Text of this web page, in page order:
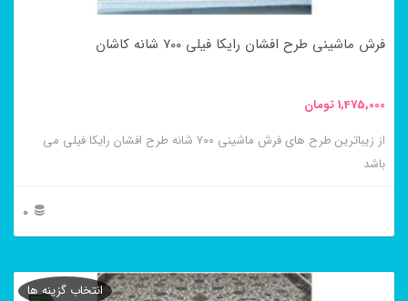
فرش ماشینی طرح افشان رایکا فیلی ۷۰۰ شانه کاشان
1,475,000تومان
از زیباترین طرح های فرش ماشینی ۷۰۰ شانه طرح افشان رایکا فیلی می
باشد
0
محصول
انتخاب گزینه ها